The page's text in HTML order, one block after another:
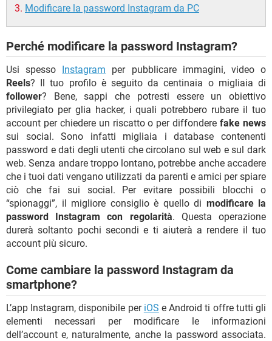
Modificare la password Instagram da PC
Perché modificare la password Instagram?
Usi spesso Instagram per pubblicare immagini, video o
Reels? Il tuo profilo è seguito da centinaia o migliaia di
follower? Bene, sappi che potresti essere un obiettivo
privilegiato per glia hacker, i quali potrebbero rubare il tuo
account per chiedere un riscatto o per diffonderefake news
sui social. Sono infatti migliaia i database contenenti
password e dati degli utenti che circolano sul web e sul dark
web. Senza andare troppo lontano, potrebbe anche accadere
che i tuoi dati vengano utilizzati da parenti e amici per spiare
ciò che fai sui social. Per evitare possibili blocchi o
“spionaggi”, il migliore consiglio è quello di modificare la
password Instagram con regolarità. Questa operazione
durerà soltanto pochi secondi e ti aiuterà a rendere il tuo
account più sicuro.
Come cambiare la password Instagram da
smartphone?
L’app Instagram, disponibile per iOS e Android ti offre tutti gli
elementi necessari per modificare le informazioni
dell’account e, naturalmente, anche la password associata.